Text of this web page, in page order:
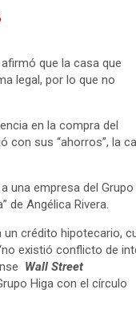
que la casa que
legal, por lo que no
en la compra del
con sus “ahorros”, la
una empresa del Grupo
de Angélica Rivera.
crédito hipotecario,
existió conflicto de
Wall Street
Higa con el círculo